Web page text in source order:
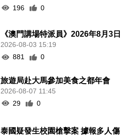
196 0
《澳門講場特派員》2026年8月3日
2026-08-03 15:19
881
0
旅遊局赴大馬參加美食之都年會
2026-08-07 11:45
29
0
泰國疑發生校園槍擊案 據報多人傷